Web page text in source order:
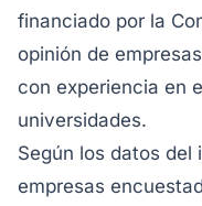
financiado por la
opinión de
con experiencia en
universidades.
Según los datos
empresas